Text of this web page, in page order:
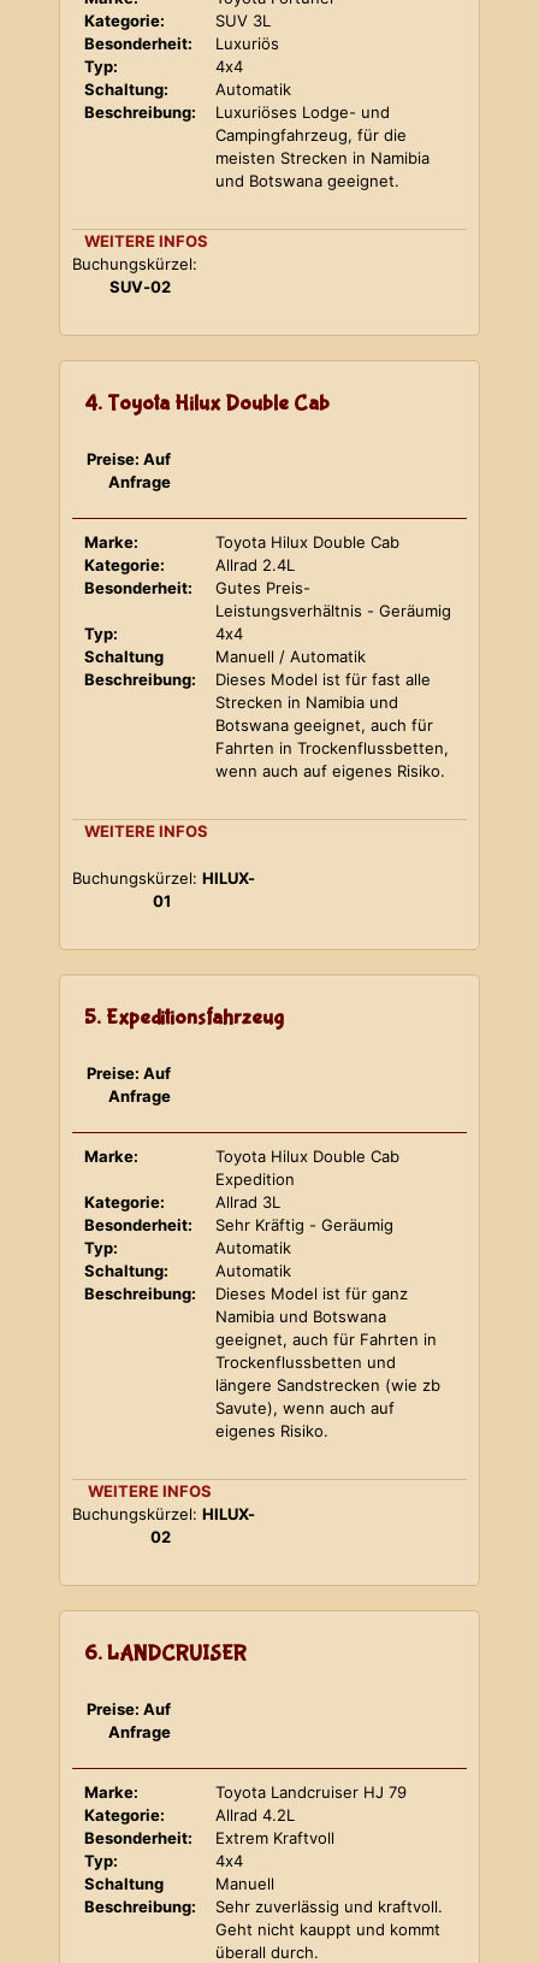
Kategorie:
SUV 3L
Besonderheit:
Luxuriös
Typ:
4x4
Schaltung:
Automatik
Beschreibung:
Luxuriöses Lodge- und
Campingfahrzeug, für die
meisten Strecken in Namibia
und Botswana geeignet.
WEITERE INFOS
Buchungskürzel:
SUV-02
4. Toyota Hilux Double Cab
Preise: Auf
Anfrage
Marke:
Toyota Hilux Double Cab
Kategorie:
Allrad 2.4L
Besonderheit:
Gutes Preis-
Leistungsverhältnis - Geräumig
Typ:
4x4
Schaltung
Manuell / Automatik
Beschreibung:
Dieses Model ist für fast alle
Strecken in Namibia und
Botswana geeignet, auch für
Fahrten in Trockenflussbetten,
wenn auch auf eigenes Risiko.
WEITERE INFOS
Buchungskürzel: HILUX-
01
5. Expeditionsfahrzeug
Preise: Auf
Anfrage
Marke:
Toyota Hilux Double Cab
Expedition
Kategorie:
Allrad 3L
Besonderheit:
Sehr Kräftig - Geräumig
Typ:
Automatik
Schaltung:
Automatik
Beschreibung:
Dieses Model ist für ganz
Namibia und Botswana
geeignet, auch für Fahrten in
Trockenflussbetten und
längere Sandstrecken (wie zb
Savute), wenn auch auf
eigenes Risiko.
WEITERE INFOS
Buchungskürzel: HILUX-
02
6. LANDCRUISER
Preise: Auf
Anfrage
Marke:
Toyota Landcruiser HJ 79
Kategorie:
Allrad 4.2L
Besonderheit:
Extrem Kraftvoll
Typ:
4x4
Schaltung
Manuell
Beschreibung:
Sehr zuverlässig und kraftvoll.
Geht nicht kauppt und kommt
überall durch.